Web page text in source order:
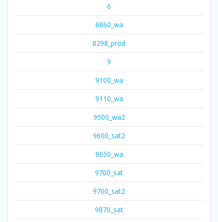
6
6860_wa
8298_prod
9
9100_wa
9110_wa
9500_wa2
9600_sat2
9650_wa
9700_sat
9700_sat2
9870_sat